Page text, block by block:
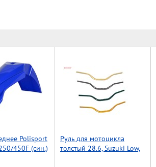
Polisport
450F (син.)
Руль для мотоцикла
толстый 28.6, Suzuki Low,